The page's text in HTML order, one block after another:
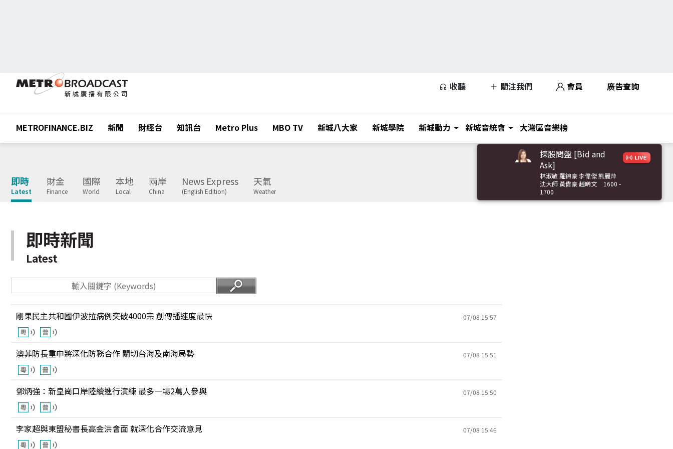
收聽 關注我們 會員 廣告查詢
METROFINANCE.BIZ 新聞 財經台 知訊台 Metro Plus MBO TV 新城八大家 新城學院 新城動力 新城音統會 大灣區音樂榜
即時
Latest
財金
Finance
國際
World
本地
Local
兩岸
China
News Express
(English Edition)
天氣
Weather
揀股問盤 [Bid and
Ask]
林淑敏 羅錦豪 李偉傑 熊麗萍
沈大師 黃偉豪 趙晞文
1600 -
1700
即時新聞
Latest
剛果民主共和國伊波拉病例突破4000宗 創傳播速度最快 07/08 15:57
澳菲防長重申將深化防務合作 關切台海及南海局勢 07/08 15:51
鄧炳強：新皇崗口岸陸續進行演練 最多一場2萬人參與 07/08 15:50
李家超與東盟秘書長高金洪會面 就深化合作交流意見 07/08 15:46